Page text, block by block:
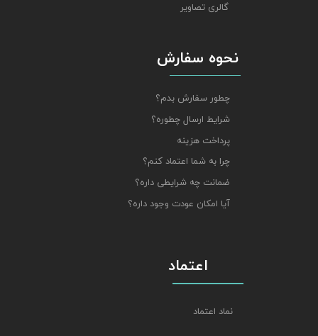
نحوه سفارش
چطور سفارش بدم؟
شرایط ارسال چطوره؟
پرداخت هزینه
چرا به شما اعتماد کنم؟
ضمانت چه شرایطی داره؟
آیا امکان عودت وجود داره؟
اعتماد
نماد اعتماد
گالری تصاویر